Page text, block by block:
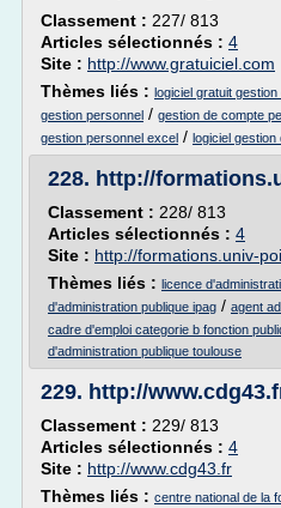
Classement : 227/ 813
Articles sélectionnés : 4
Site : http://www.gratuiciel.com
Thèmes liés : logiciel gratuit
gestion personnel / gestion de compte
gestion personnel excel / logiciel
228. http://
Classement : 228/ 813
Articles sélectionnés : 4
Site : http://formations.univ-
Thèmes liés : licence
d'administration publique ipag / agent
cadre d'emploi categorie b fonction
d'administration publique toulouse
229. http://
Classement : 229/ 813
Articles sélectionnés : 4
Site : http://www.cdg43.fr
Thèmes liés : centre national de la